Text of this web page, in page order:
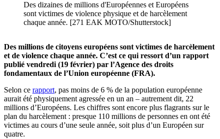
Des dizaines de millions d'Européennes et Européens
sont victimes de violence physique et de harcèlement
chaque année. [271 EAK MOTO/Shutterstock]
Des millions de citoyens européens sont victimes de harcèlement
et de violence chaque année. C’est ce qui ressort d’un rapport
publié vendredi (19 février) par l’Agence des droits
fondamentaux de l’Union européenne (FRA).
Selon ce rapport, pas moins de 6 % de la population européenne
aurait été physiquement agressée en un an – autrement dit, 22
millions d’Européens. Les chiffres sont encore plus flagrants sur le
plan du harcèlement : presque 110 millions de personnes en ont été
victimes au cours d’une seule année, soit plus d’un Européen sur
quatre.